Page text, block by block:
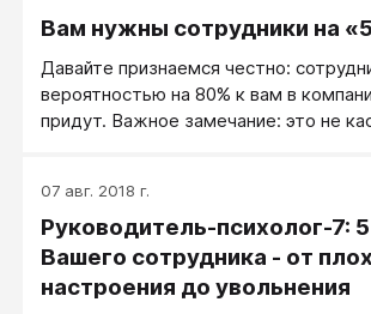
Вам нужны сотрудники на
Давайте признаемся честно:
вероятностью на 80% к вам в
придут. Важное замечание: это не
07 авг. 2018 г.
Руководитель-психолог-7:
Вашего сотрудника - от
настроения до увольнения